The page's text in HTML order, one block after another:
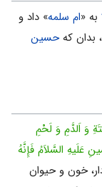
به ‌«ام سلمه‌» داد و
بدان کهحسین
وَ اَلدَّمِ وَ لَحْمِ
عَلَیهِ السَّلاَمُ فَإِنَّهُ
خون و حیوان